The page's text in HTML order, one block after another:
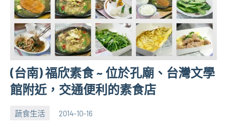
(台南) 福欣素食 ~ 位於孔廟、台灣文學
館附近，交通便利的素食店
蔬食生活 2014-10-16
張
No